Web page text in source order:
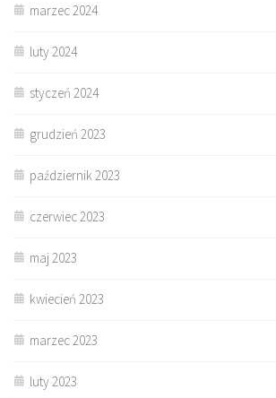
marzec 2024
luty 2024
styczeń 2024
grudzień 2023
październik 2023
czerwiec 2023
maj 2023
kwiecień 2023
marzec 2023
luty 2023